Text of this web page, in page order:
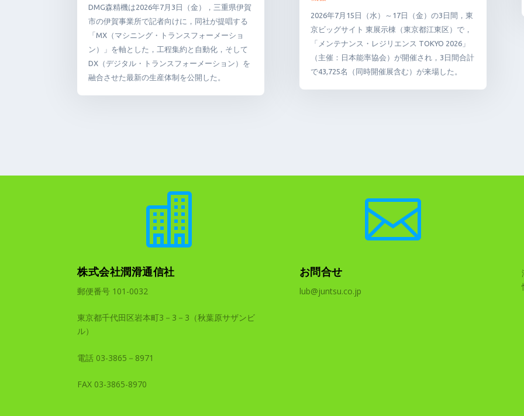
DMG森精機は2026年7月3日（金），三重県伊賀
市の伊賀事業所で記者向けに，同社が提唱する
「MX（マシニング・トランスフォーメーショ
ン）」を軸とした，工程集約と自動化，そして
DX（デジタル・トランスフォーメーション）を
融合させた最新の生産体制を公開した。
2026年7月15日（水）～17日（金）の3日間，東
京ビッグサイト 東展示棟（東京都江東区）で，
「メンテナンス・レジリエンス TOKYO 2026」
（主催：日本能率協会）が開催され，3日間合計
で43,725名（同時開催展含む）が来場した。

株式会社潤滑通信社
郵便番号 101-0032
東京都千代田区岩本町3－3－3（秋葉原サザンビ
ル）
電話 03-3865－8971
FAX 03-3865-8970

お問合せ
lub@juntsu.co.jp